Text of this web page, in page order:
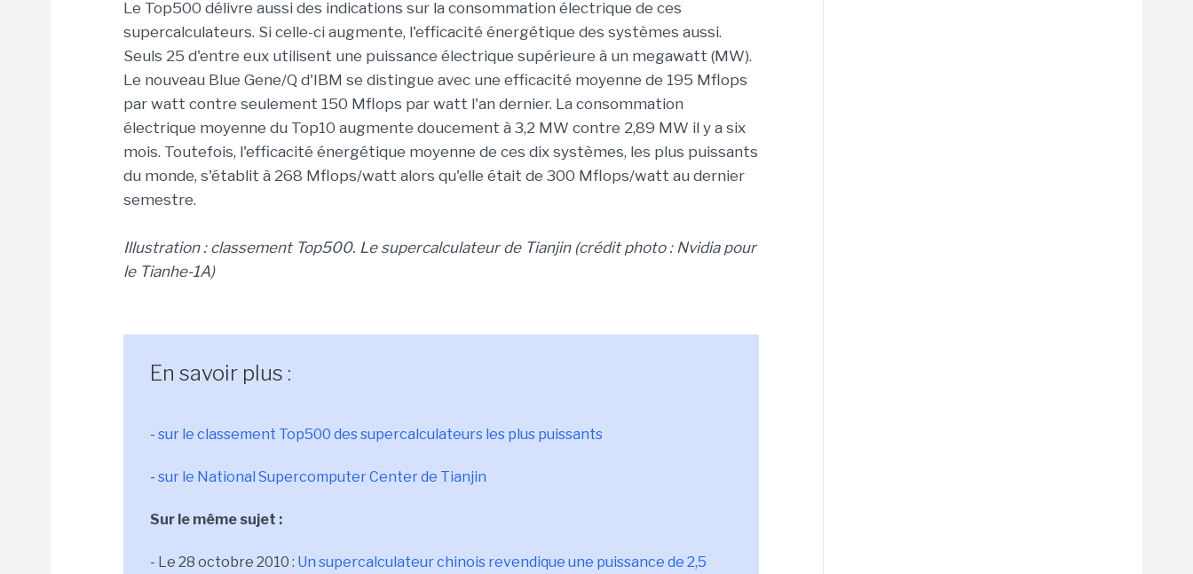
Le Top500 délivre aussi des indications sur la consommation électrique de ces
supercalculateurs. Si celle-ci augmente, l'efficacité énergétique des systèmes aussi.
Seuls 25 d'entre eux utilisent une puissance électrique supérieure à un megawatt (MW).
Le nouveau Blue Gene/Q d'IBM se distingue avec une efficacité moyenne de 195 Mflops
par watt contre seulement 150 Mflops par watt l'an dernier. La consommation
électrique moyenne du Top10 augmente doucement à 3,2 MW contre 2,89 MW il y a six
mois. Toutefois, l'efficacité énergétique moyenne de ces dix systèmes, les plus puissants
du monde, s'établit à 268 Mflops/watt alors qu'elle était de 300 Mflops/watt au dernier
semestre.
Illustration : classement Top500. Le supercalculateur de Tianjin (crédit photo : Nvidia pour
le Tianhe-1A)
En savoir plus :
- sur le classement Top500 des supercalculateurs les plus puissants
- sur le National Supercomputer Center de Tianjin
Sur le même sujet :
- Le 28 octobre 2010 : Un supercalculateur chinois revendique une puissance de 2,5